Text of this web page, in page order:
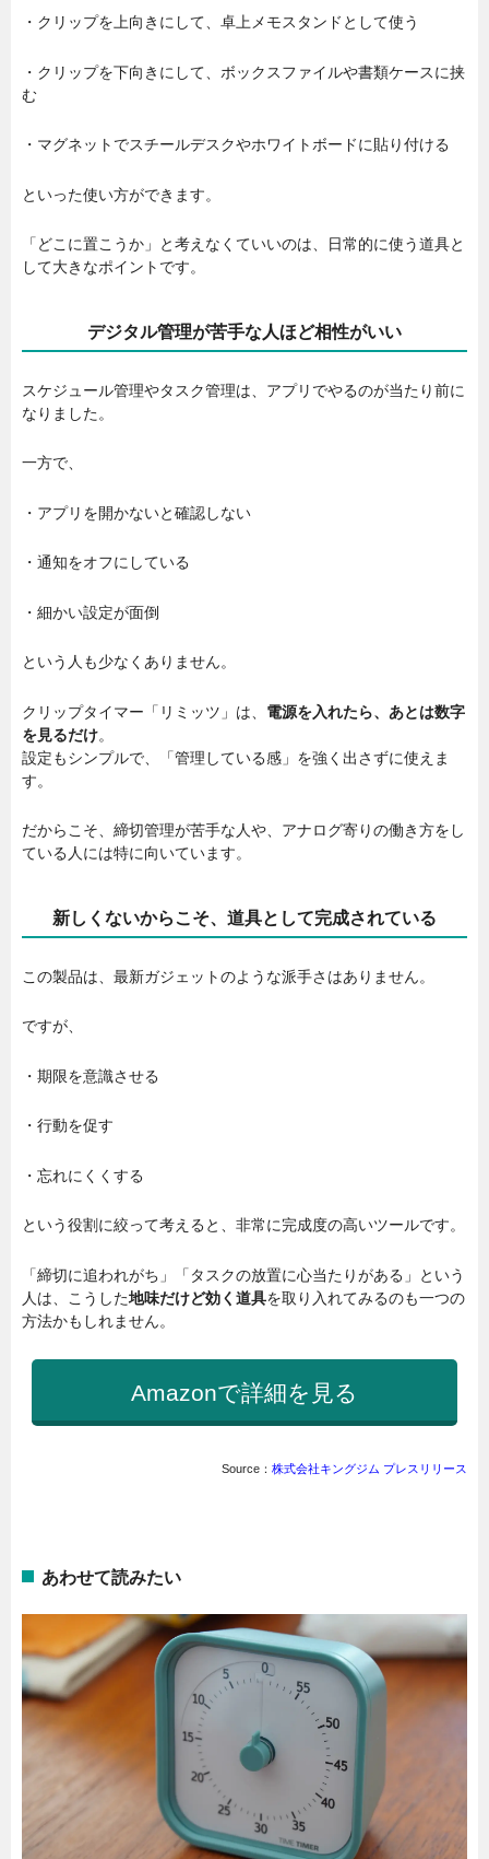
・クリップを上向きにして、卓上メモスタンドとして使う
・クリップを下向きにして、ボックスファイルや書類ケースに挟
む
・マグネットでスチールデスクやホワイトボードに貼り付ける
といった使い方ができます。
「どこに置こうか」と考えなくていいのは、日常的に使う道具と
して大きなポイントです。
デジタル管理が苦手な人ほど相性がいい
スケジュール管理やタスク管理は、アプリでやるのが当たり前に
なりました。
一方で、
・アプリを開かないと確認しない
・通知をオフにしている
・細かい設定が面倒
という人も少なくありません。
クリップタイマー「リミッツ」は、 電源を入れたら、あとは数字
を見るだけ。
設定もシンプルで、「管理している感」を強く出さずに使えま
す。
だからこそ、締切管理が苦手な人や、アナログ寄りの働き方をし
ている人には特に向いています。
新しくないからこそ、道具として完成されている
この製品は、最新ガジェットのような派手さはありません。
ですが、
・期限を意識させる
・行動を促す
・忘れにくくする
という役割に絞って考えると、非常に完成度の高いツールです。
「締切に追われがち」「タスクの放置に心当たりがある」という
人は、こうした地味だけど効く道具を取り入れてみるのも一つの
方法かもしれません。
Amazonで詳細を見る
Source： 株式会社キングジム プレスリリース
あわせて読みたい